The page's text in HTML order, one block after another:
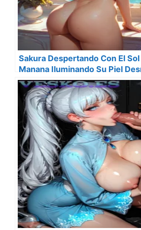
Sakura Despertando Con El Sol
Manana Iluminando Su Piel